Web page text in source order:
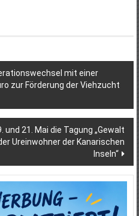
mit einer
zur Förderung der Viehzucht
21. Mai die Tagung „Gewalt
Ureinwohner der Kanarischen
Inseln“